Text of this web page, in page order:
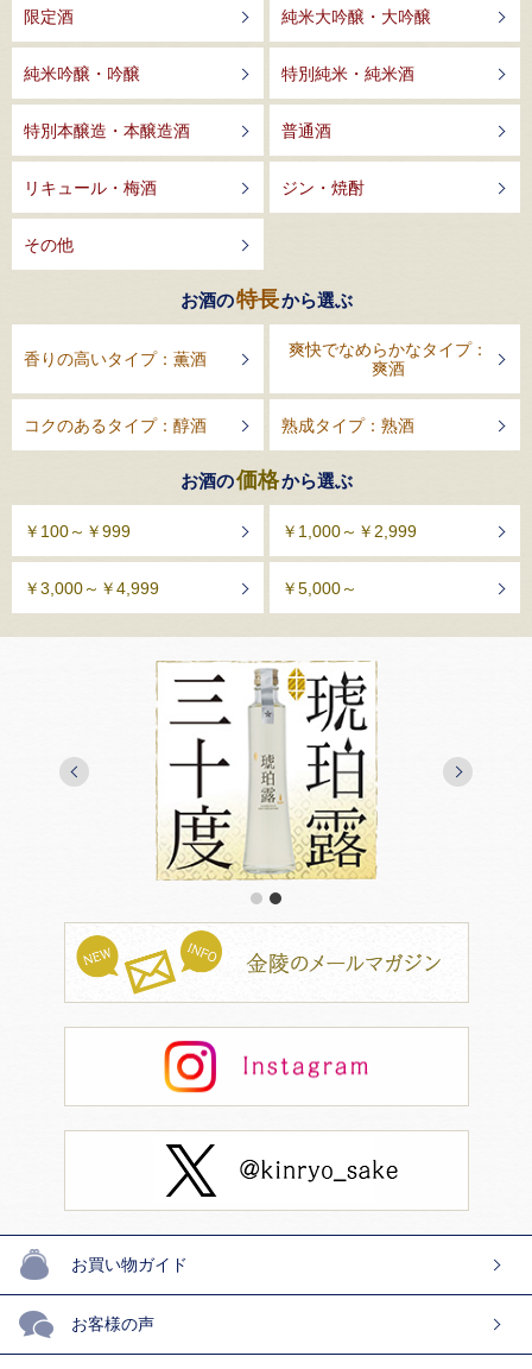
限定酒 純米大吟醸・大吟醸
純米吟醸・吟醸 特別純米・純米酒
特別本醸造・本醸造酒 普通酒
リキュール・梅酒 ジン・焼酎
その他
お酒の特長から選ぶ
香りの高いタイプ：薫酒
爽快でなめらかなタイプ：
爽酒
コクのあるタイプ：醇酒 熟成タイプ：熟酒
お酒の価格から選ぶ
￥100～￥999 ￥1,000～￥2,999
￥3,000～￥4,999 ￥5,000～
1
お買い物ガイド
お客様の声